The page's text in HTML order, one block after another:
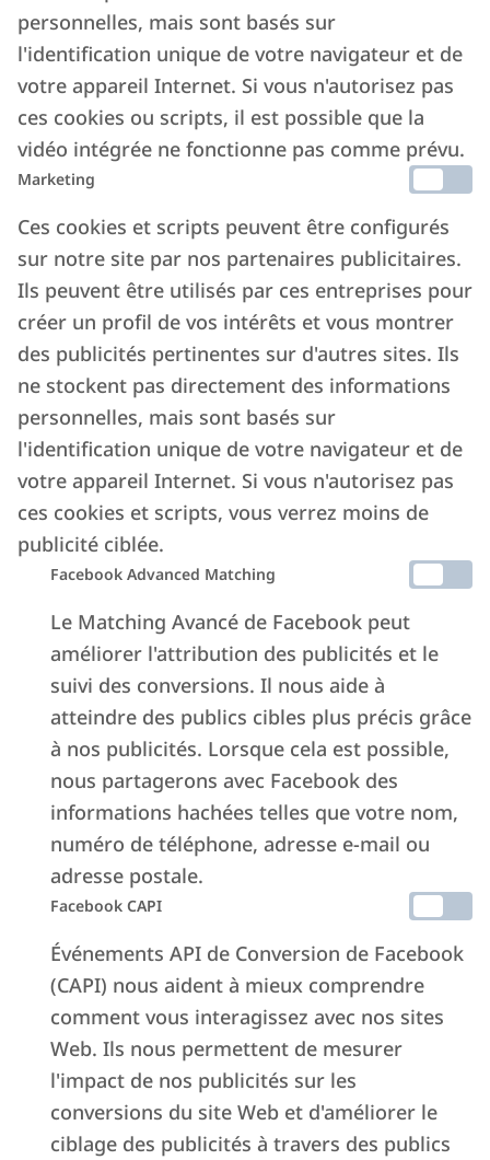
personnelles, mais sont basés sur
l'identification unique de votre navigateur et de
votre appareil Internet. Si vous n'autorisez pas
ces cookies ou scripts, il est possible que la
vidéo intégrée ne fonctionne pas comme prévu.
Marketing
Ces cookies et scripts peuvent être configurés
sur notre site par nos partenaires publicitaires.
Ils peuvent être utilisés par ces entreprises pour
créer un profil de vos intérêts et vous montrer
des publicités pertinentes sur d'autres sites. Ils
ne stockent pas directement des informations
personnelles, mais sont basés sur
l'identification unique de votre navigateur et de
votre appareil Internet. Si vous n'autorisez pas
ces cookies et scripts, vous verrez moins de
publicité ciblée.
Facebook Advanced Matching
Le Matching Avancé de Facebook peut
améliorer l'attribution des publicités et le
suivi des conversions. Il nous aide à
atteindre des publics cibles plus précis grâce
à nos publicités. Lorsque cela est possible,
nous partagerons avec Facebook des
informations hachées telles que votre nom,
numéro de téléphone, adresse e-mail ou
adresse postale.
Facebook CAPI
Événements API de Conversion de Facebook
(CAPI) nous aident à mieux comprendre
comment vous interagissez avec nos sites
Web. Ils nous permettent de mesurer
l'impact de nos publicités sur les
conversions du site Web et d'améliorer le
ciblage des publicités à travers des publics